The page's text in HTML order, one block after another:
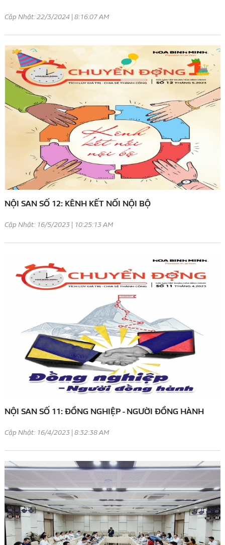
Cập Nhật: 22/3/2024 | 8:16:07 AM
NỘI SAN SỐ 12: KÊNH KẾT NỐI NỘI BỘ
Cập Nhật: 16/5/2023 | 10:25:13 AM
NỘI SAN SỐ 11: ĐỒNG NGHIỆP - NGƯỜI ĐỒNG HÀNH
Cập Nhật: 16/4/2023 | 8:32:38 AM